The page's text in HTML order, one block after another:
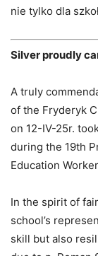
nie tylko dla
Silver proudly
A truly
of the Fryderyk
on 12-IV-25r.
during the 19th
Education
In the spirit of
school’s
skill but also